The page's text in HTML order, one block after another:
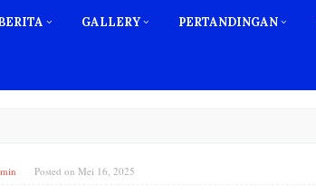
GALLERY PERTANDINGAN
Posted onMei 16, 2025